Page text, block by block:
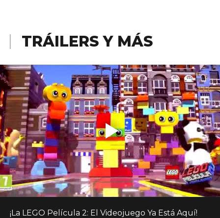
TRÁILERS Y MÁS
¡La LEGO Película 2: El Videojuego Ya Está Aquí!